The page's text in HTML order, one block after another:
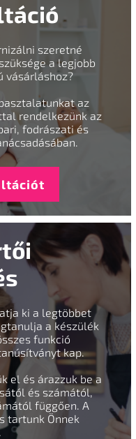
szeretné
a legjobb
vásárláshoz?
az
rendelkezünk az
fodrászati és
ki a legtöbbet
a készülék
funkció
kap.
el és árazzuk be a
és számától,
függően. A
tartunk Önnek